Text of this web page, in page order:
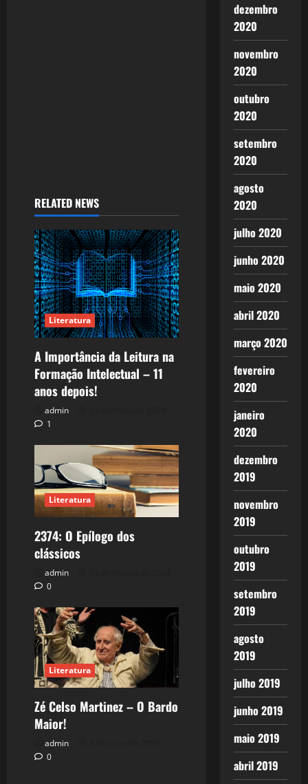
RELATED NEWS
Literatura
A Importância da Leitura na
Formação Intelectual – 11
anos depois!
admin
1
Literatura
2374: O Epílogo dos
clássicos
admin
0
Literatura
Zé Celso Martinez – O Bardo
Maior!
admin
0
dezembro
2020
novembro
2020
outubro
2020
setembro
2020
agosto
2020
julho 2020
junho 2020
maio 2020
abril 2020
março 2020
fevereiro
2020
janeiro
2020
dezembro
2019
novembro
2019
outubro
2019
setembro
2019
agosto
2019
julho 2019
junho 2019
maio 2019
abril 2019